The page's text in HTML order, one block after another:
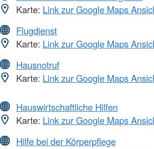
Karte: Link zur Google Maps
Flugdienst
Karte: Link zur Google Maps
Hausnotruf
Karte: Link zur Google Maps
Hauswirtschaftliche Hilfen
Karte: Link zur Google Maps
Hilfe bei der Körperpflege